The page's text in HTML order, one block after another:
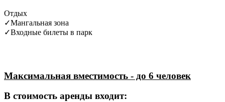
Отдых
✓Мангальная зона
✓Входные билеты в парк
Максимальная вместимость - до 6 человек
В стоимость аренды входит: